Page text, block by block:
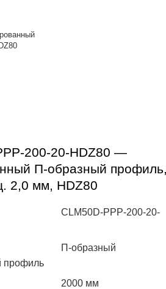
200-20-HDZ80 —
П-образный
2,0 мм, HDZ80
CLM50D-PPP-200-20-
П-образный
профиль
2000 мм